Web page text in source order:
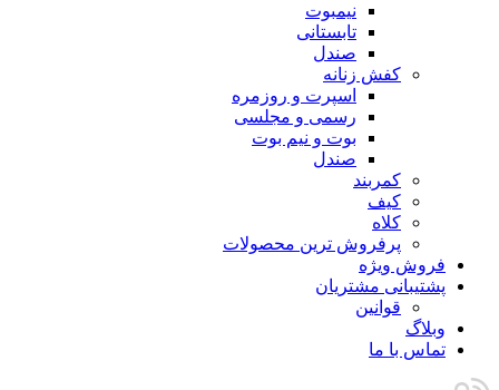
نیمبوت
تابستانی
صندل
کفش زنانه
اسپرت و روزمره
رسمی و مجلسی
بوت و نیم بوت
صندل
کمربند
کیف
کلاه
پرفروش ترین محصولات
فروش ویژه
پشتیبانی مشتریان
قوانین
وبلاگ
تماس با ما